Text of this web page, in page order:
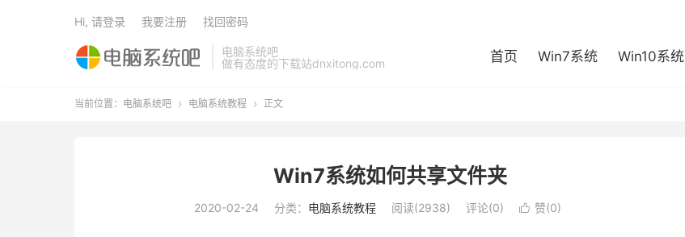
电脑系统吧
做有态度的下载站dnxitong.com
首页 Win7系统 Win10系统
Hi, 请登录 我要注册 找回密码
当前位置： 电脑系统吧  电脑系统教程  正文
Win7系统如何共享文件夹
2020-02-24 分类： 电脑系统教程 阅读(2938) 评论(0)  赞(0)